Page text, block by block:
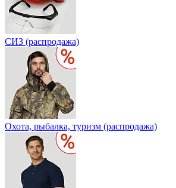
СИЗ (распродажа)
Охота, рыбалка, туризм (распродажа)